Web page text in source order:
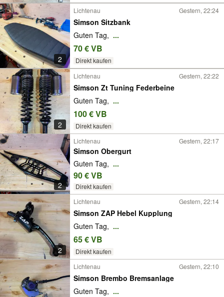
2
Lichtenau Gestern, 22:24
Simson Sitzbank
Guten Tag, ...
70 € VB
Direkt kaufen
2
Lichtenau Gestern, 22:22
Simson Zt Tuning Federbeine
Guten Tag, ...
100 € VB
Direkt kaufen
2
Lichtenau Gestern, 22:17
Simson Obergurt
Guten Tag, ...
90 € VB
Direkt kaufen
2
Lichtenau Gestern, 22:14
Simson ZAP Hebel Kupplung
Guten Tag, ...
65 € VB
Direkt kaufen
Lichtenau Gestern, 22:10
Simson Brembo Bremsanlage
Guten Tag, ...